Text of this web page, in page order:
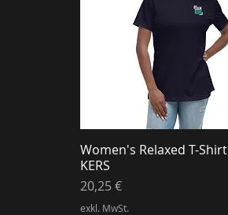
Women's Relaxed T-
KERS
Preis
20,25 €
exkl. MwSt.